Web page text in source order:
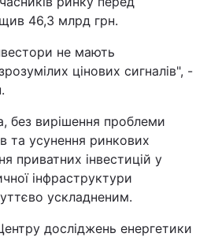
46,3 млрд грн.
не мають
цінових сигналів", -
без вирішення проблеми
та усунення ринкових
приватних інвестицій у
інфраструктури
ускладненим.
досліджень енергетики